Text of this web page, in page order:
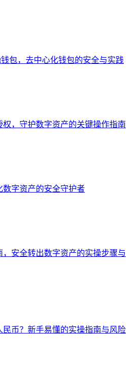
钱包，去中心化钱包的安全与实践
权，守护数字资产的关键操作指南
数字资产的安全守护者
，安全转出数字资产的实操步骤与
民币？新手易懂的实操指南与风险